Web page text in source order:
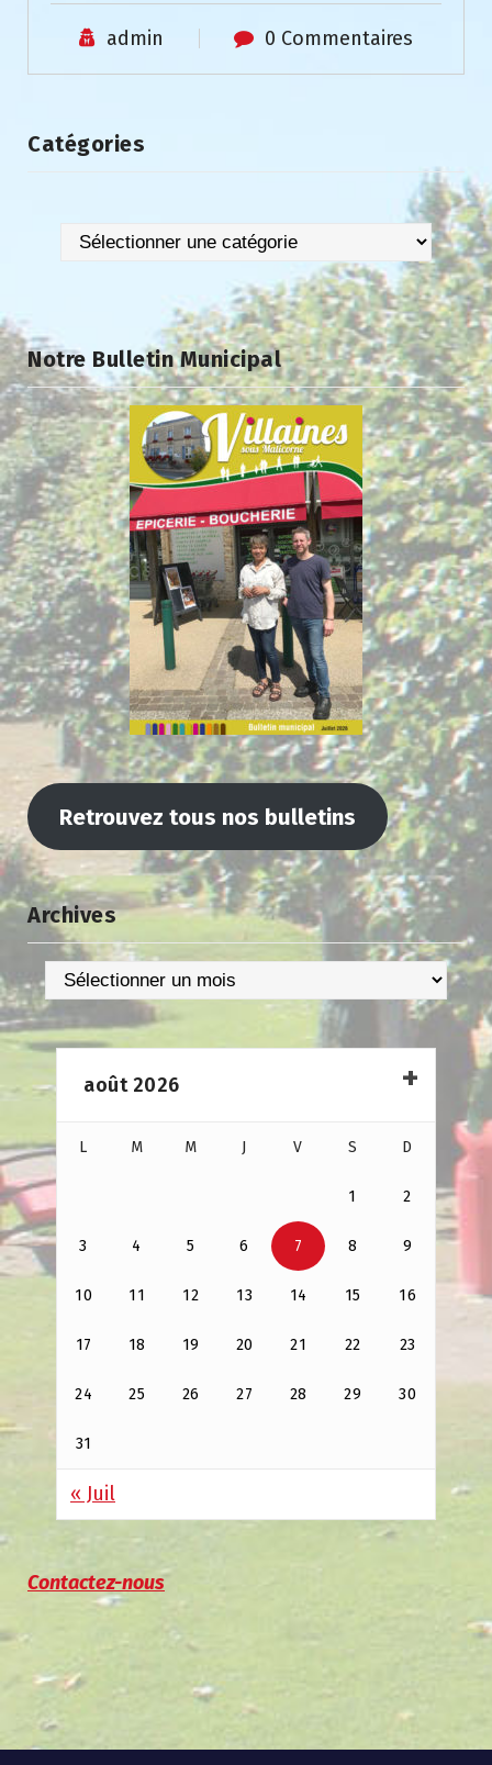
admin 0 Commentaires
Catégories
Notre Bulletin Municipal
Retrouvez tous nos bulletins
Archives
Archives
août 2026
L M M J V S D
1 2
3 4 5 6 7 8 9
10 11 12 13 14 15 16
17 18 19 20 21 22 23
24 25 26 27 28 29 30
31
« Juil
Contactez-nous